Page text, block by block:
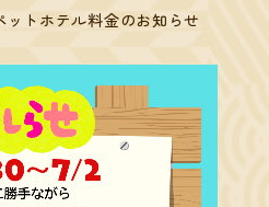
トホテル料金のお知らせ